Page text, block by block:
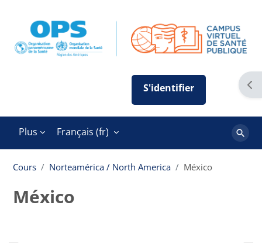
Plus Français ‎(fr)‎
Cours Norteamérica / North America México
México